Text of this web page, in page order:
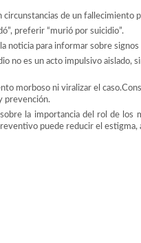
circunstancias de un fallecimiento
preferir “murió por suicidio”.
noticia para informar sobre
no es un acto impulsivo
morboso ni viralizar el
prevención.
la importancia del rol de
puede reducir el estigma,